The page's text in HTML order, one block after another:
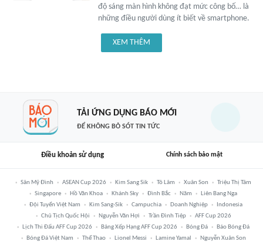
độ sáng màn hình không đạt mức công bố… là
những điều người dùng ít biết về smartphone.
XEM THÊM
TẢI ỨNG DỤNG BÁO MỚI
ĐỂ KHÔNG BỎ SÓT TIN TỨC
Điều khoản sử dụng Chính sách bảo mật
Sân Mỹ Đình ASEAN Cup 2026 Kim Sang Sik Tô Lâm Xuân Son
Triệu Thị Tâm
Singapore
Hồ Văn Khoa Khánh Sky Đình Bắc Năm
Liên Bang Nga
Đội Tuyển Việt Nam
Kim Sang-Sik Campuchia Doanh Nghiệp
Indonesia
Chủ Tịch Quốc Hội
Nguyễn Văn Hợi Trần Đình Tiệp
AFF Cup 2026
Lịch Thi Đấu AFF Cup 2026
Bảng Xếp Hạng AFF Cup 2026 Bóng Đá
Báo Bóng Đá
Bóng Đá Việt Nam
Thể Thao Lionel Messi Lamine Yamal Nguyễn Xuân Son